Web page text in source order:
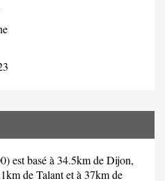
est basé à 34.5km de Dijon,
de Talant et à 37km de